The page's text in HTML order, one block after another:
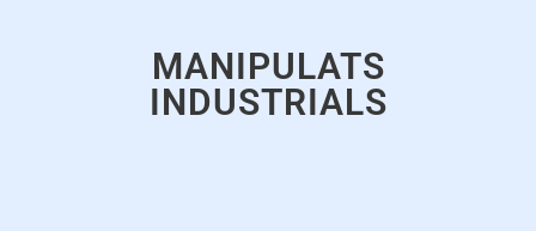
MANIPULATS
INDUSTRIALS​